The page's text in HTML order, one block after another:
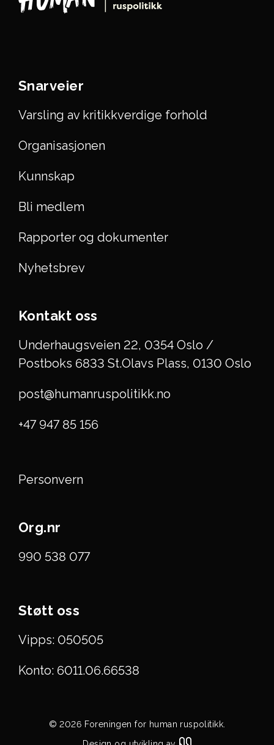
Snarveier
Varsling av kritikkverdige forhold
Organisasjonen
Kunnskap
Bli medlem
Rapporter og dokumenter
Nyhetsbrev
Kontakt oss
Underhaugsveien 22, 0354 Oslo /
Postboks 6833 St.Olavs Plass, 0130 Oslo
post@humanruspolitikk.no
+47 947 85 156
Personvern
Org.nr
990 538 077
Støtt oss
Vipps: 050505
Konto: 6011.06.66538
© 2026 Foreningen for human ruspolitikk.